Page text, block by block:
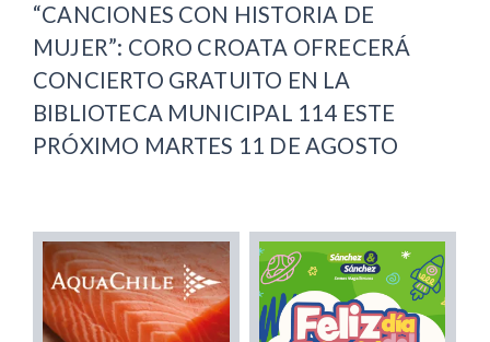
“CANCIONES CON HISTORIA DE
MUJER”: CORO CROATA OFRECERÁ
CONCIERTO GRATUITO EN LA
BIBLIOTECA MUNICIPAL 114 ESTE
PRÓXIMO MARTES 11 DE AGOSTO